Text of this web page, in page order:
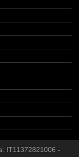
IT11372821006 -